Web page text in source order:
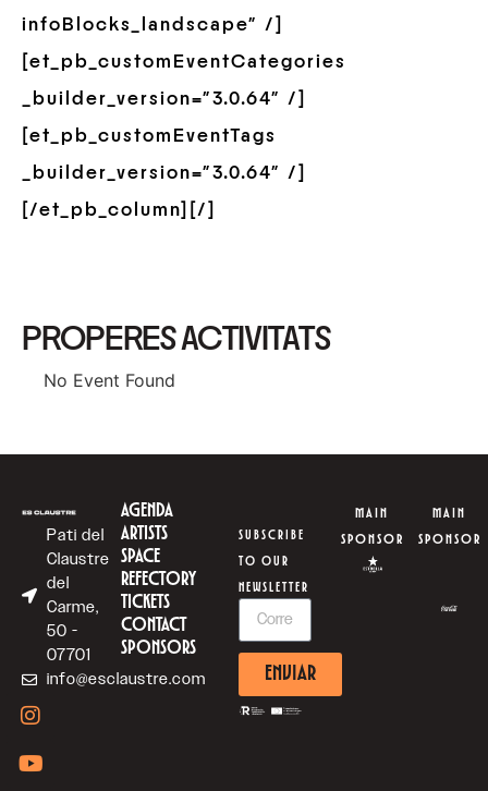
infoBlocks_landscape” /]
[et_pb_customEventCategories
_builder_version=”3.0.64″ /]
[et_pb_customEventTags
_builder_version=”3.0.64″ /]
[/et_pb_column][/]
PROPERES ACTIVITATS
No Event Found
Pati del
Claustre
del
Carme,
50 -
07701
info@esclaustre.com
AGENDA
ARTISTS
SPACE
REFECTORY
TICKETS
CONTACT
SPONSORS
SUBSCRIBE
TO OUR
NEWSLETTER
ENVIAR
MAIN
SPONSOR
MAIN
SPONSOR